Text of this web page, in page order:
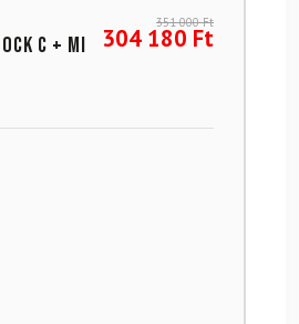
C + MI
351 000Ft
304 180 Ft